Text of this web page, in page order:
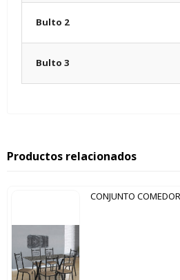
Bulto 2
Bulto 3
Productos relacionados